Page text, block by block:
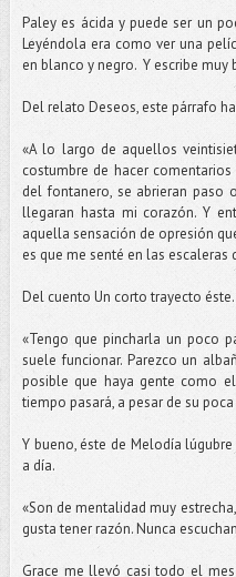
Paley es ácida y puede ser un
Leyéndola era como ver una
en blanco y negro. Y escribe muy
Del relato Deseos, este párrafo
«A lo largo de aquellos
costumbre de hacer
del fontanero, se abrieran paso
llegaran hasta mi corazón. Y
aquella sensación de opresión
es que me senté en las
Del cuento Un corto trayecto éste.
«Tengo que pincharla un poco
suele funcionar. Parezco un
posible que haya gente como
tiempo pasará, a pesar de su
Y bueno, éste de Melodía
a día.
«Son de mentalidad muy
gusta tener razón. Nunca
Grace me llevó casi todo el